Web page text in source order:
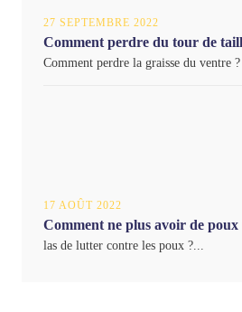
27 SEPTEMBRE 2022
Comment perdre du tour de
Comment perdre la graisse du ventre ?
17 AOÛT 2022
Comment ne plus avoir de poux
las de lutter contre les poux ?...